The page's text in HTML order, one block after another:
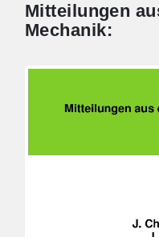
Mitteilungen
Mechanik: